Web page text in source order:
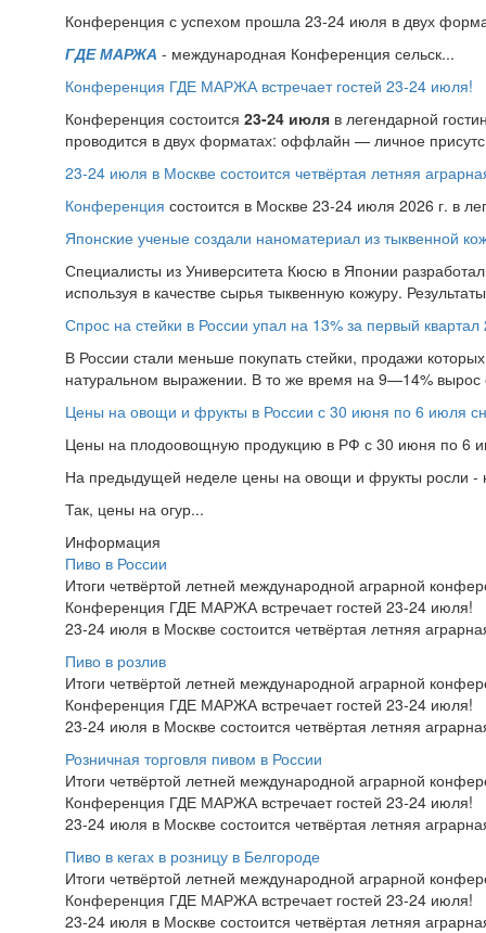
Конференция с успехом прошла 23-24 июля в двух
ГДЕ МАРЖА - международная Конференция сельск...
Конференция ГДЕ МАРЖА встречает гостей 23-24 июля!
Конференция состоится 23-24 июля в легендарной
проводится в двух форматах: оффлайн — личное
23-24 июля в Москве состоится четвёртая летняя
Конференция состоится в Москве 23-24 июля 2026 г. в
Японские ученые создали наноматериал из тыквенной
Специалисты из Университета Кюсю в Японии
используя в качестве сырья тыквенную кожуру.
Спрос на стейки в России упал на 13% за первый квартал
В России стали меньше покупать стейки, продажи
натуральном выражении. В то же время на 9—14%
Цены на овощи и фрукты в России с 30 июня по 6 июля
Цены на плодоовощную продукцию в РФ с 30 июня по 6
На предыдущей неделе цены на овощи и фрукты росли -
Так, цены на огур...
Информация
Пиво в России
Итоги четвёртой летней международной аграрной
Конференция ГДЕ МАРЖА встречает гостей 23-24 июля!
23-24 июля в Москве состоится четвёртая летняя
Пиво в розлив
Итоги четвёртой летней международной аграрной
Конференция ГДЕ МАРЖА встречает гостей 23-24 июля!
23-24 июля в Москве состоится четвёртая летняя
Розничная торговля пивом в России
Итоги четвёртой летней международной аграрной
Конференция ГДЕ МАРЖА встречает гостей 23-24 июля!
23-24 июля в Москве состоится четвёртая летняя
Пиво в кегах в розницу в Белгороде
Итоги четвёртой летней международной аграрной
Конференция ГДЕ МАРЖА встречает гостей 23-24 июля!
23-24 июля в Москве состоится четвёртая летняя